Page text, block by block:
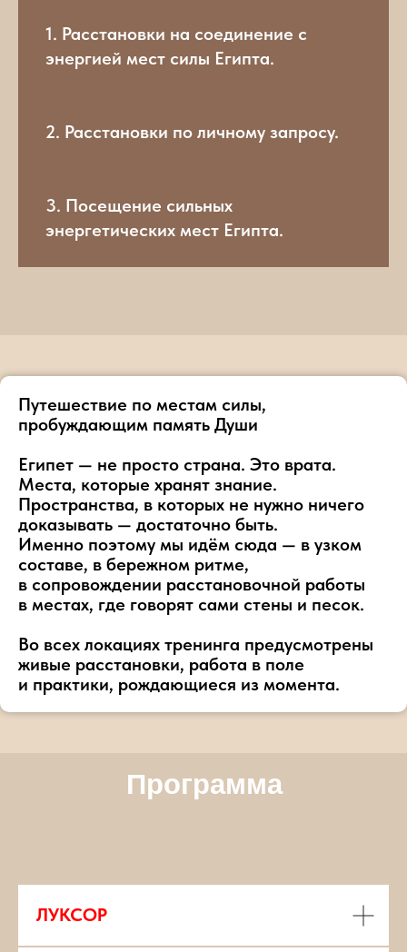
1. Расстановки на соединение с
энергией мест силы Египта.
2. Расстановки по личному запросу.
3. Посещение сильных
энергетических мест Египта.
Путешествие по местам силы,
пробуждающим память Души
Египет — не просто страна. Это врата.
Места, которые хранят знание.
Пространства, в которых не нужно ничего
доказывать — достаточно быть.
Именно поэтому мы идём сюда — в узком
составе, в бережном ритме,
в сопровождении расстановочной работы
в местах, где говорят сами стены и песок.
Во всех локациях тренинга предусмотрены
живые расстановки, работа в поле
и практики, рождающиеся из момента.
Программа
ЛУКСОР